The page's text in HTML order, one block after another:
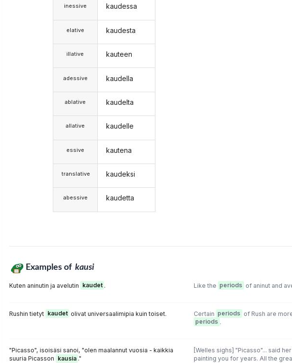
inessive
elative
illative
adessive
ablative
allative
essive
translative
abessive
kaudessa
kaudesta
kauteen
kaudella
kaudelta
kaudelle
kautena
kaudeksi
kaudetta
Examples of kausi
Kuten aninutin ja avelutin kaudet . Like the periods of aninut and
Rushin tietyt kaudet olivat universaalimipia kuin toiset. Certain periods of Rush are
periods .
"Picasso", isoisäsi sanoi, "olen maalannut vuosia - kaikkia
suuria Picasson kausia ."
[Welles sighs] "Picasso"... said
painting you for years. All the